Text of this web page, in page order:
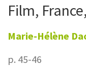
Film,
Marie-Hélène
p. 45-46